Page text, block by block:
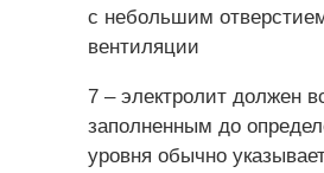
с небольшим
вентиляции
7 – электролит должен
заполненным до
уровня обычно